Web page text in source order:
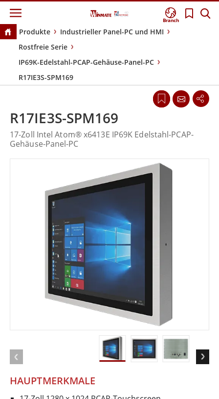
Branch
Produkte
Industrieller Panel-PC und HMI
Rostfreie Serie
IP69K-Edelstahl-PCAP-Gehäuse-Panel-PC
R17IE3S-SPM169
HAUPTMERKMALE
R17IE3S-SPM169
17-Zoll Intel Atom® x6413E IP69K Edelstahl-PCAP-
Gehäuse-Panel-PC